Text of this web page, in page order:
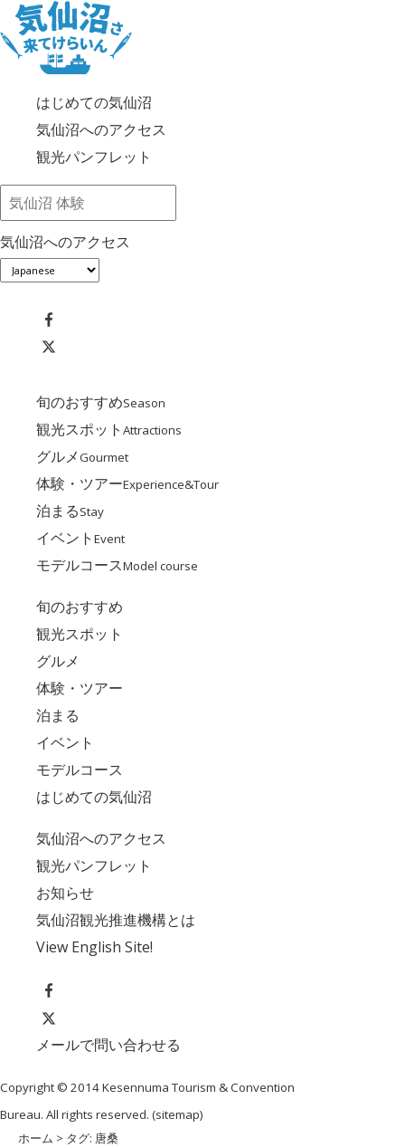
はじめての気仙沼
気仙沼へのアクセス
観光パンフレット
気仙沼へのアクセス
旬のおすすめSeason
観光スポット Attractions
グルメGourmet
体験・ツアーExperience&Tour
泊まるStay
イベント Event
モデルコースModel course
旬のおすすめ
観光スポット
グルメ
体験・ツアー
泊まる
イベント
モデルコース
はじめての気仙沼
気仙沼へのアクセス
観光パンフレット
お知らせ
気仙沼観光推進機構とは
View English Site!
メールで問い合わせる
Copyright © 2014 Kesennuma Tourism & Convention
Bureau. All rights reserved. (sitemap)
ホーム > タグ: 唐桑